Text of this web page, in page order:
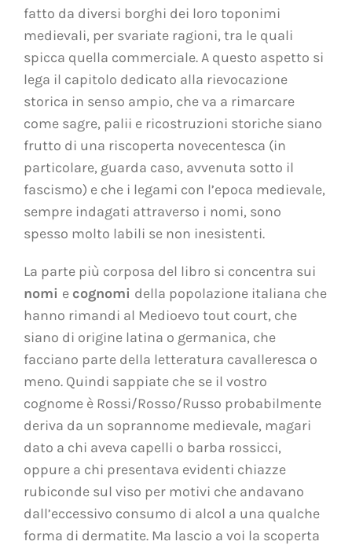
fatto da diversi borghi dei loro toponimi
medievali, per svariate ragioni, tra le quali
spicca quella commerciale. A questo aspetto si
lega il capitolo dedicato alla rievocazione
storica in senso ampio, che va a rimarcare
come sagre, palii e ricostruzioni storiche siano
frutto di una riscoperta novecentesca (in
particolare, guarda caso, avvenuta sotto il
fascismo) e che i legami con l’epoca medievale,
sempre indagati attraverso i nomi, sono
spesso molto labili se non inesistenti.
La parte più corposa del libro si concentra sui
nomi e cognomi della popolazione italiana che
hanno rimandi al Medioevo tout court, che
siano di origine latina o germanica, che
facciano parte della letteratura cavalleresca o
meno. Quindi sappiate che se il vostro
cognome è Rossi/Rosso/Russo probabilmente
deriva da un soprannome medievale, magari
dato a chi aveva capelli o barba rossicci,
oppure a chi presentava evidenti chiazze
rubiconde sul viso per motivi che andavano
dall’eccessivo consumo di alcol a una qualche
forma di dermatite. Ma lascio a voi la scoperta